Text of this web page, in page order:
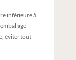
inférieure à
éviter tout